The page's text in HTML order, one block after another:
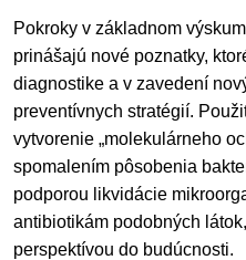
Pokroky v základnom
prinášajú nové poznatky,
diagnostike a v zavedení
preventívnych stratégií.
vytvorenie „molekulárneho
spomalením pôsobenia
podporou likvidácie
antibiotikám podobných
perspektívou do budúcnosti.